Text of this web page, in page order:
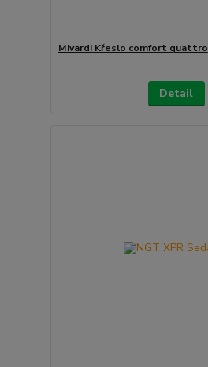
Mivardi Křeslo comfort quattro
Detail